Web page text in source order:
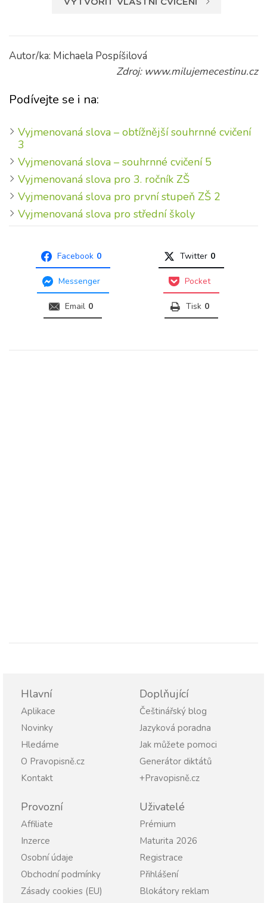
VYTVOŘIT VLASTNÍ CVIČENÍ
Autor/ka: Michaela Pospíšilová
Zdroj: www.milujemecestinu.cz
Podívejte se i na:
Vyjmenovaná slova – obtížnější souhrnné cvičení
3
Vyjmenovaná slova – souhrnné cvičení 5
Vyjmenovaná slova pro 3. ročník ZŠ
Vyjmenovaná slova pro první stupeň ZŠ 2
Vyjmenovaná slova pro střední školy
Facebook 0 Twitter 0
Messenger Pocket
Email 0 Tisk 0
Hlavní
Aplikace
Novinky
Hledáme
O Pravopisně.cz
Kontakt
Doplňující
Češtinářský blog
Jazyková poradna
Jak můžete pomoci
Generátor diktátů
+Pravopisně.cz
Provozní
Affiliate
Inzerce
Osobní údaje
Obchodní podmínky
Zásady cookies (EU)
Uživatelé
Prémium
Maturita 2026
Registrace
Přihlášení
Blokátory reklam